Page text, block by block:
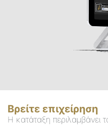
Βρείτε επιχείρηση
Η κατάταξη περιλαμβάνει